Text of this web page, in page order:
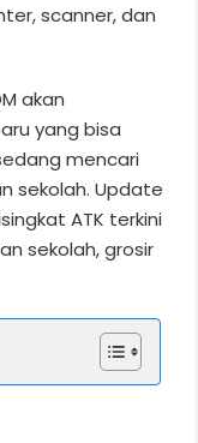
scanner, dan
akan
yang bisa
mencari
sekolah. Update
ATK terkini
sekolah, grosir